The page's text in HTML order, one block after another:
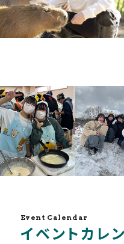
Event Calendar
イベントカレ